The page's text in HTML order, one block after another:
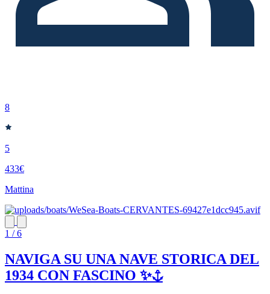
8
5
433€
Mattina
1 / 6
NAVIGA SU UNA NAVE STORICA DEL
1934 CON FASCINO ✨⚓️